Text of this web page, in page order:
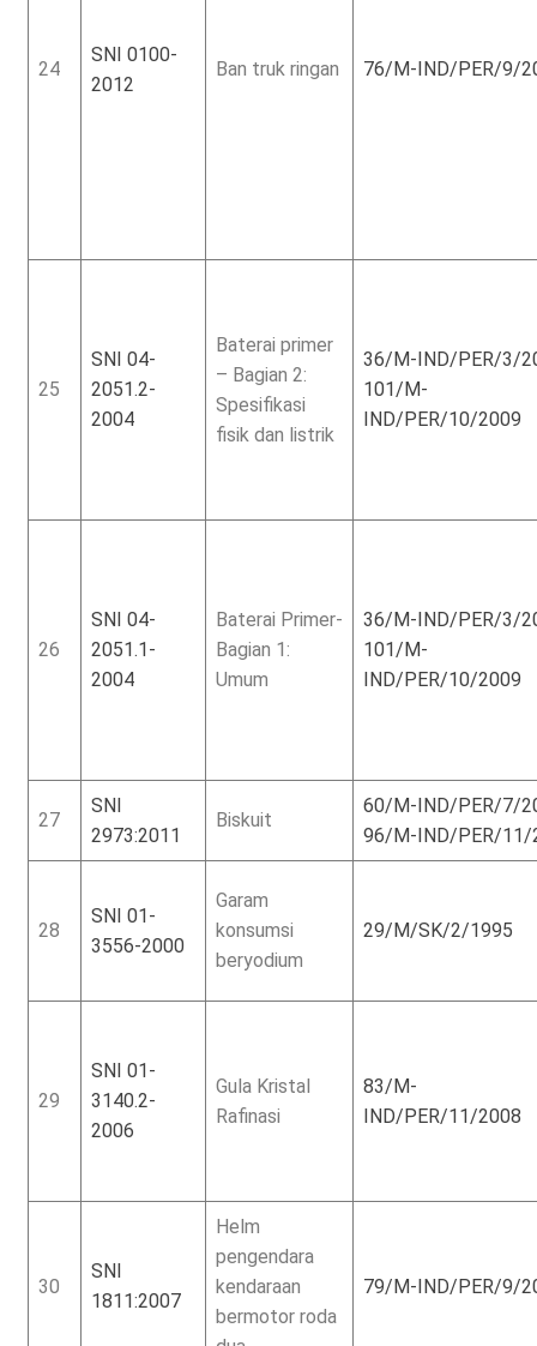
24
SNI 0100-
2012
Ban truk ringan 76/M-IND/PER/9/
25
SNI 04-
2051.2-
2004
Baterai primer
– Bagian 2:
Spesifikasi
fisik dan listrik
36/M-IND/PER/3/
101/M-
IND/PER/10/2009
26
SNI 04-
2051.1-
2004
Baterai Primer-
Bagian 1:
Umum
36/M-IND/PER/3/
101/M-
IND/PER/10/2009
27
SNI
2973:2011
Biskuit
60/M-IND/PER/7/
96/M-IND/PER/11/
28
SNI 01-
3556-2000
Garam
konsumsi
beryodium
29/M/SK/2/1995
29
SNI 01-
3140.2-
2006
Gula Kristal
Rafinasi
83/M-
IND/PER/11/2008
30
SNI
1811:2007
Helm
pengendara
kendaraan
bermotor roda
79/M-IND/PER/9/